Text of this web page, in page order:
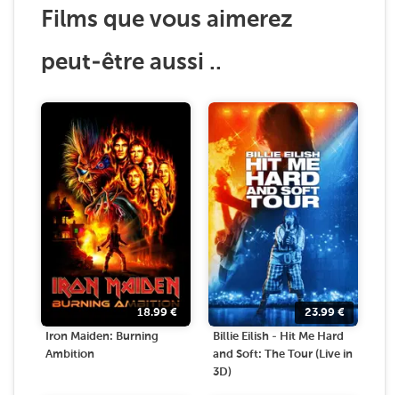
Films que vous aimerez
peut-être aussi ..
18.99 €
Iron Maiden: Burning
Ambition
23.99€
Billie Eilish - Hit Me Hard
and Soft: The Tour (Live in
3D)